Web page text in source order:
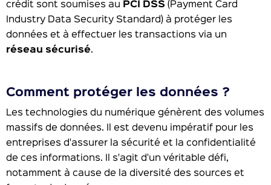
crédit sont soumises au PCI DSS (Payment Card
Industry Data Security Standard) à protéger les
données et à effectuer les transactions via un
réseau sécurisé.
Comment protéger les données ?
Les technologies du numérique génèrent des volumes
massifs de données. Il est devenu impératif pour les
entreprises d'assurer la sécurité et la confidentialité
de ces informations. Il s'agit d'un véritable défi,
notamment à cause de la diversité des sources et